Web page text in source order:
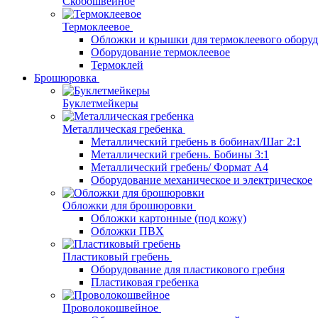
Термоклеевое
Обложки и крышки для термоклеевого
Оборудование термоклеевое
Термоклей
Брошюровка
Буклетмейкеры
Металлическая гребенка
Металлический гребень в бобинах/Шаг 2:1
Металлический гребень. Бобины 3:1
Металлический гребень/ Формат А4
Оборудование механическое и электрическое
Обложки для брошюровки
Обложки картонные (под кожу)
Обложки ПВХ
Пластиковый гребень
Оборудование для пластикового гребня
Пластиковая гребенка
Проволокошвейное